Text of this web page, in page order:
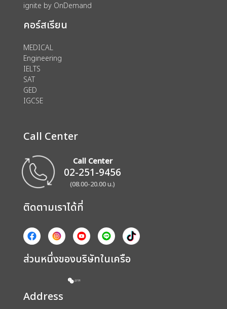
account_circle เข้าสู่ระบบ
assignment ลงทะเบียน
ignite by OnDemand
คอร์สเรียน
MEDICAL
Engineering
IELTS
SAT
GED
IGCSE
Call Center
Call Center
02-251-9456
(08.00-20.00 น.)
ติดตามเราได้ที่
ส่วนหนึ่งของบริษัทในเครือ
Address